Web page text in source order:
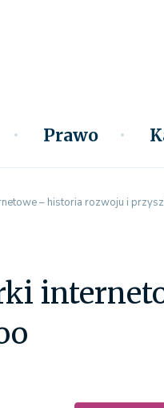
Prawo
– historia rozwoju i